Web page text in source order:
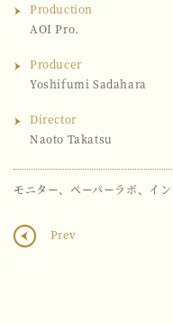
Production
AOI Pro.
Producer
Yoshifumi Sadahara
Director
Naoto Takatsu
モニター、ペーパーラボ、イ
Prev